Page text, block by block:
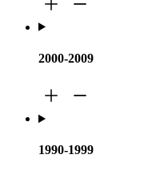
2000-2009
1990-1999